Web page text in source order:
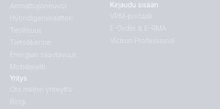
Ammattiajoneuvot
Hybridigeneraattori
Teollisuus
Tietoliikenne
Energian saavtavuus
Mobiliteetti
Yritys
Ota meihin yhteyttä
Blogi
Kirjaudu sisään
VRM-portaali
E-Order & E-RMA
Victron Professional